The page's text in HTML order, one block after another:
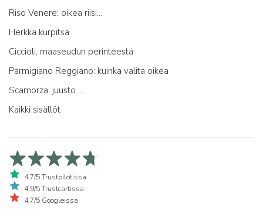
Riso Venere: oikea riisi...
Herkkä kurpitsa
Ciccioli, maaseudun perinteestä
Parmigiano Reggiano: kuinka valita oikea
Scamorza: juusto ...
Kaikki sisällöt
4,7/5 Trustpilotissa
4,9/5 Trustcartissa
4,7/5 Googleissa